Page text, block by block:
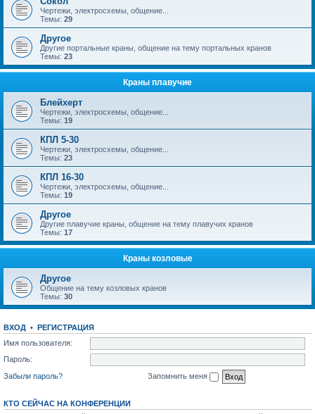
Чертежи, электросхемы, общение...
Темы: 29
Другое
Другие портальные краны, общение на тему портальных кранов
Темы: 23
Краны плавучие
Блейхерт
Чертежи, электросхемы, общение...
Темы: 19
КПЛ 5-30
Чертежи, электросхемы, общение...
Темы: 23
КПЛ 16-30
Чертежи, электросхемы, общение...
Темы: 19
Другое
Другие плавучие краны, общение на тему плавучих кранов
Темы: 17
Краны козловые
Другое
Общение на тему козловых кранов
Темы: 30
ВХОД • РЕГИСТРАЦИЯ
Имя пользователя:
Пароль:
Забыли пароль?
Запомнить меня
КТО СЕЙЧАС НА КОНФЕРЕНЦИИ